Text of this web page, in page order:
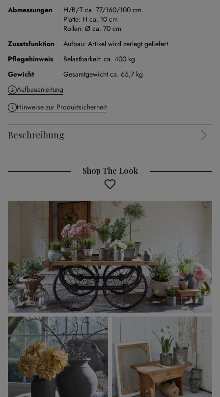
Abmessungen
H/B/T ca. 77/160/100 cm
Platte: H ca. 10 cm
Rollen: Ø ca. 70 cm
Zusatzfunktion
Aufbau: Artikel wird zerlegt geliefert
Pflegehinweis
Belastbarkeit: ca. 400 kg
Gewicht
Gesamtgewicht ca. 65,7 kg
Aufbauanleitung
Hinweise zur Produktsicherheit
Beschreibung
Shop The Look